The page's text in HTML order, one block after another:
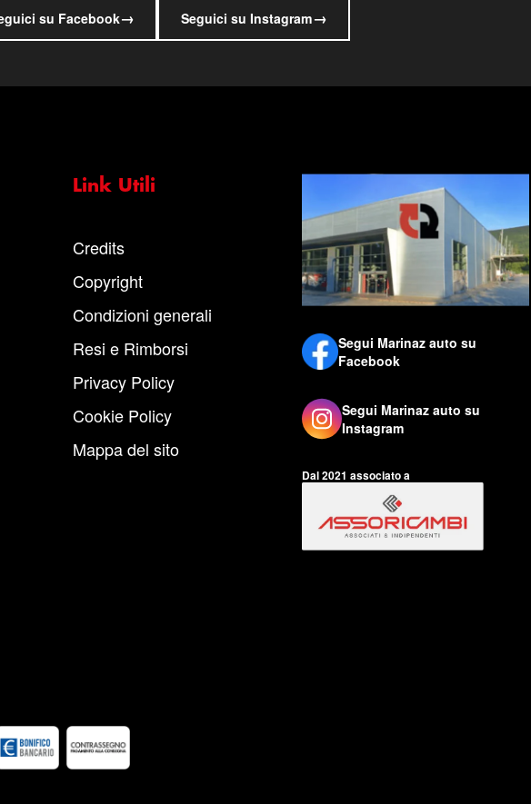
su Facebook→ Seguici su Instagram→
Link Utili
Credits
Copyright
Condizioni generali
Resi e Rimborsi
Privacy Policy
Cookie Policy
Mappa del sito
Segui Marinaz auto su
Facebook
Segui Marinaz auto su
Instagram
Dal 2021 associato a